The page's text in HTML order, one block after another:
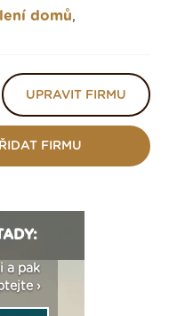
domů,
UPRAVIT FIRMU
FIRMU
a pak
›